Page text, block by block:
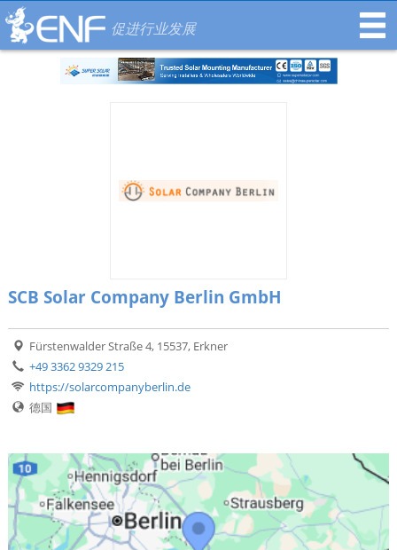
促进行业发展
SCB Solar Company Berlin GmbH
Fürstenwalder Straße 4, 15537, Erkner
+49 3362 9329 215
https://solarcompanyberlin.de
德国